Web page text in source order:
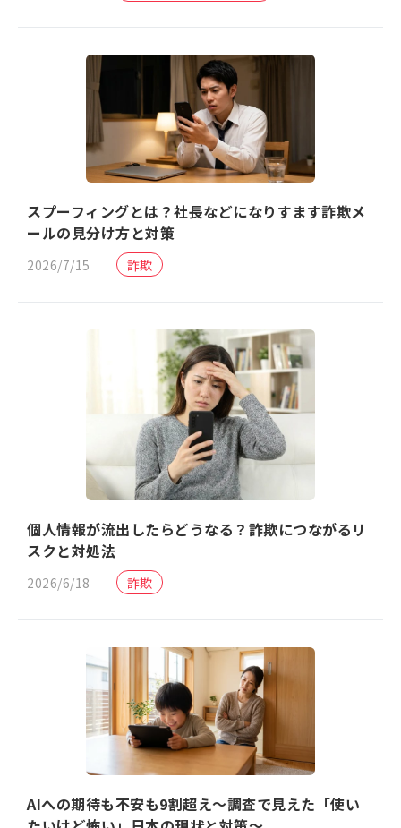
スプーフィングとは？社長などになりすます詐欺メ
ールの見分け方と対策
2026/7/15 詐欺
個人情報が流出したらどうなる？詐欺につながるリ
スクと対処法
2026/6/18 詐欺
AIへの期待も不安も9割超え〜調査で見えた「使い